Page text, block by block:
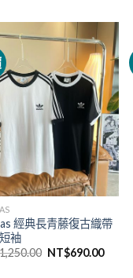
經典長青藤復古織帶
袖
NT$690.00